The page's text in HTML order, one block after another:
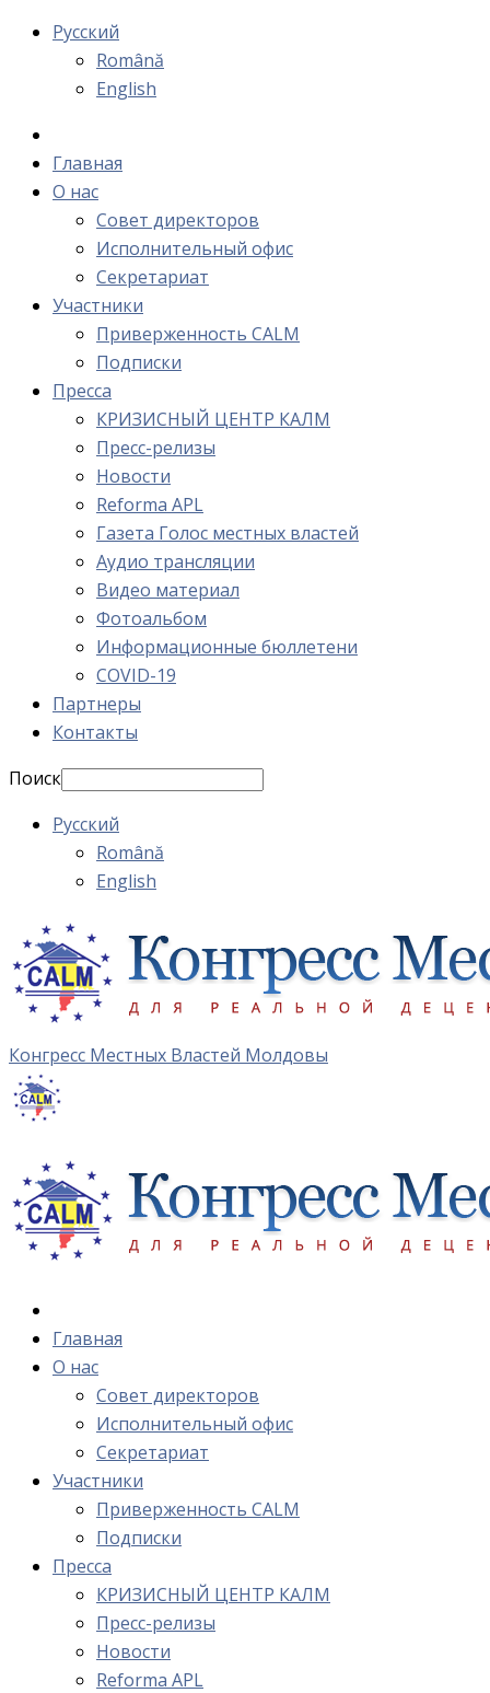
Русский
Română
English
Главная
О нас
Cовет директоров
Исполнительный офис
Cекретариат
Участники
Приверженность CALM
Подписки
Пресса
КРИЗИСНЫЙ ЦЕНТР КАЛМ
Пресс-релизы
Новости
Reforma APL
Газета Голос местных властей
Аудио трансляции
Видео материал
Фотоальбом
Информационные бюллетени
COVID-19
Партнеры
Контакты
Поиск
Русский
Română
English
Конгресс Местных Властей Молдовы
Главная
О нас
Cовет директоров
Исполнительный офис
Cекретариат
Участники
Приверженность CALM
Подписки
Пресса
КРИЗИСНЫЙ ЦЕНТР КАЛМ
Пресс-релизы
Новости
Reforma APL